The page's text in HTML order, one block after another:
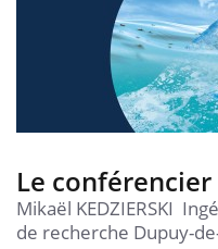
Le conférencier
Mikaël KEDZIERSKI
de recherche Dupuy-